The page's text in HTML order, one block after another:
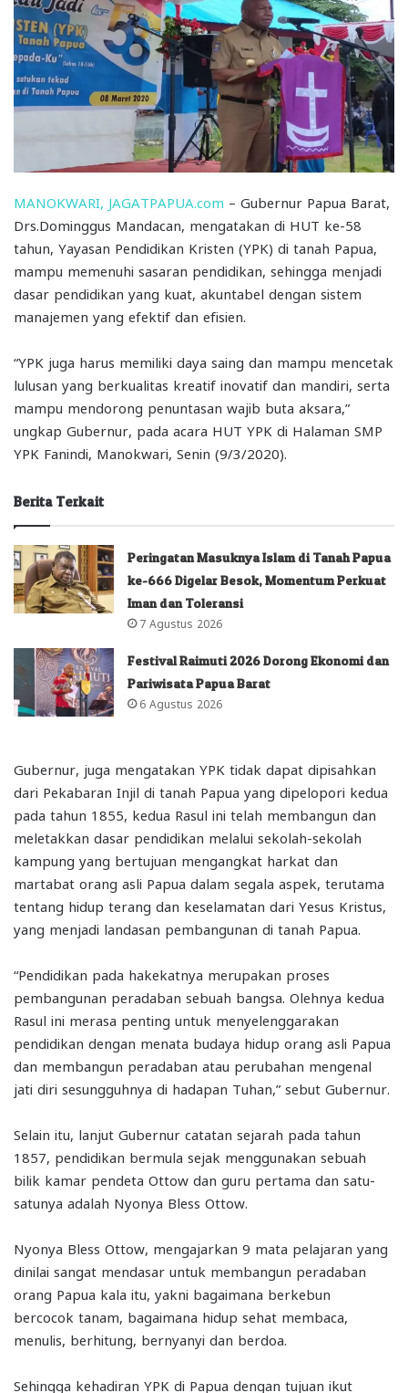
MANOKWARI, JAGATPAPUA.com – Gubernur Papua Barat,
Drs.Dominggus Mandacan, mengatakan di HUT ke-58
tahun, Yayasan Pendidikan Kristen (YPK) di tanah Papua,
mampu memenuhi sasaran pendidikan, sehingga menjadi
dasar pendidikan yang kuat, akuntabel dengan sistem
manajemen yang efektif dan efisien.
“YPK juga harus memiliki daya saing dan mampu mencetak
lulusan yang berkualitas kreatif inovatif dan mandiri, serta
mampu mendorong penuntasan wajib buta aksara,”
ungkap Gubernur, pada acara HUT YPK di Halaman SMP
YPK Fanindi, Manokwari, Senin (9/3/2020).
Berita Terkait
Peringatan Masuknya Islam di Tanah Papua
ke-666 Digelar Besok, Momentum Perkuat
Iman dan Toleransi
7 Agustus 2026
Festival Raimuti 2026 Dorong Ekonomi dan
Pariwisata Papua Barat
6 Agustus 2026
Gubernur, juga mengatakan YPK tidak dapat dipisahkan
dari Pekabaran Injil di tanah Papua yang dipelopori kedua
pada tahun 1855, kedua Rasul ini telah membangun dan
meletakkan dasar pendidikan melalui sekolah-sekolah
kampung yang bertujuan mengangkat harkat dan
martabat orang asli Papua dalam segala aspek, terutama
tentang hidup terang dan keselamatan dari Yesus Kristus,
yang menjadi landasan pembangunan di tanah Papua.
“Pendidikan pada hakekatnya merupakan proses
pembangunan peradaban sebuah bangsa. Olehnya kedua
Rasul ini merasa penting untuk menyelenggarakan
pendidikan dengan menata budaya hidup orang asli Papua
dan membangun peradaban atau perubahan mengenal
jati diri sesungguhnya di hadapan Tuhan,” sebut Gubernur.
Selain itu, lanjut Gubernur catatan sejarah pada tahun
1857, pendidikan bermula sejak menggunakan sebuah
bilik kamar pendeta Ottow dan guru pertama dan satu-
satunya adalah Nyonya Bless Ottow.
Nyonya Bless Ottow, mengajarkan 9 mata pelajaran yang
dinilai sangat mendasar untuk membangun peradaban
orang Papua kala itu, yakni bagaimana berkebun
bercocok tanam, bagaimana hidup sehat membaca,
menulis, berhitung, bernyanyi dan berdoa.
Sehingga kehadiran YPK di Papua dengan tujuan ikut